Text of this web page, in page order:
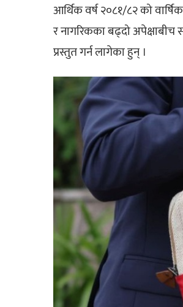
आर्थिक वर्ष २०८१/८२ को
र नागरिकका बढ्दो अपेक्षाबीच
प्रस्तुत गर्न लागेका हुन् ।